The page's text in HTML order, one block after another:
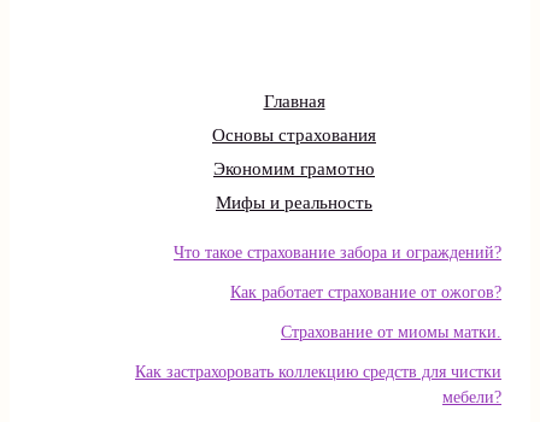
Главная
Основы страхования
Экономим грамотно
Мифы и реальность
Что такое страхование забора и ограждений?
Как работает страхование от ожогов?
Страхование от миомы матки.
Как застрахоровать коллекцию средств для чистки
мебели?